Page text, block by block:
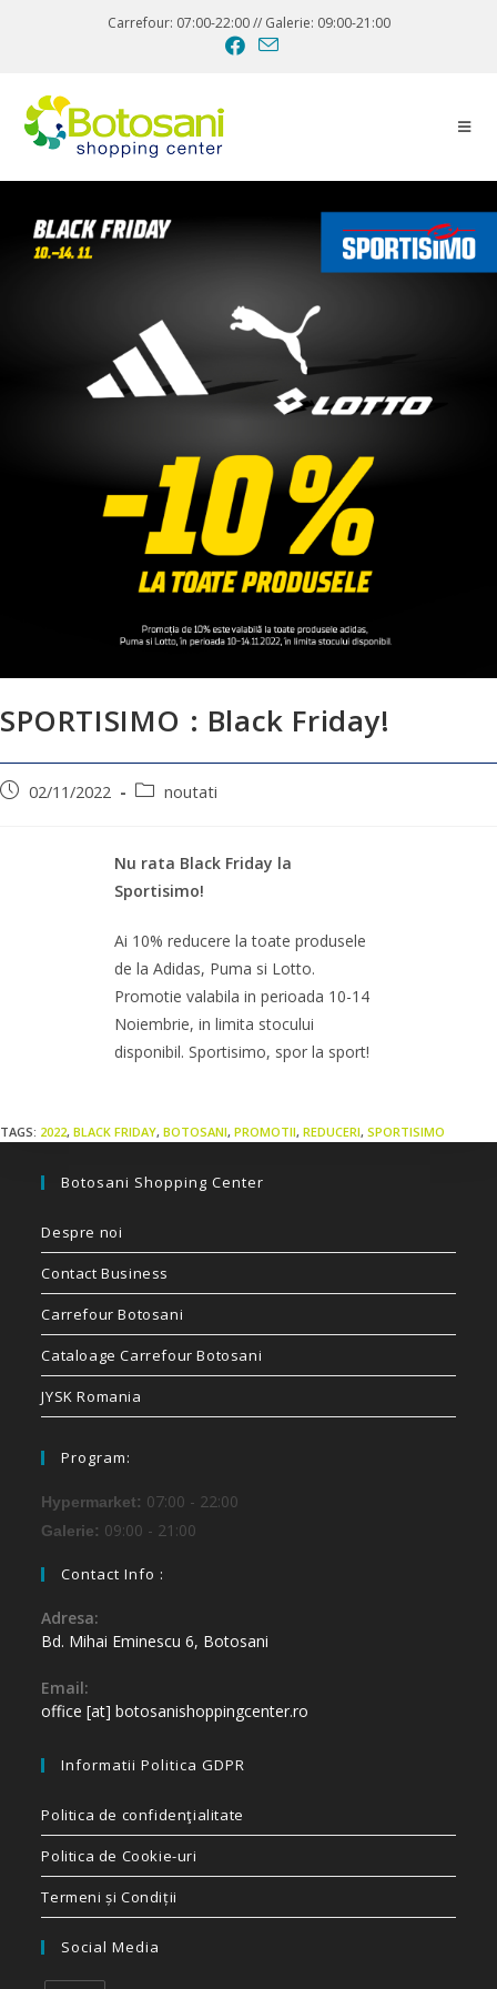
Carrefour: 07:00-22:00 // Galerie: 09:00-21:00
SPORTISIMO : Black Friday!
02/11/2022 noutati
Nu rata Black Friday la
Sportisimo!
Ai 10% reducere la toate produsele
de la Adidas, Puma si Lotto.
Promotie valabila in perioada 10-14
Noiembrie, in limita stocului
disponibil. Sportisimo, spor la sport!
TAGS: 2022, BLACK FRIDAY, BOTOSANI, PROMOTII, REDUCERI, SPORTISIMO
Botosani Shopping Center
Despre noi
Contact Business
Carrefour Botosani
Cataloage Carrefour Botosani
JYSK Romania
Program:
Hypermarket: 07:00 - 22:00
Galerie: 09:00 - 21:00
Contact Info :
Adresa:
Bd. Mihai Eminescu 6, Botosani
Email:
office [at] botosanishoppingcenter.ro
Informatii Politica GDPR
Politica de confidenţialitate
Politica de Cookie-uri
Termeni și Condiții
Social Media